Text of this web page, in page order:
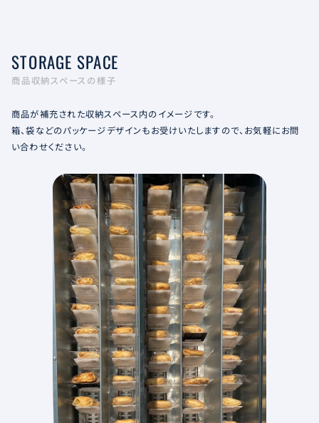
STORAGE SPACE
商品収納スペースの様子
商品が補充された収納スペース内のイメージです。
箱、袋などのパッケージデザインもお受けいたしますので、お気軽にお問
い合わせください。